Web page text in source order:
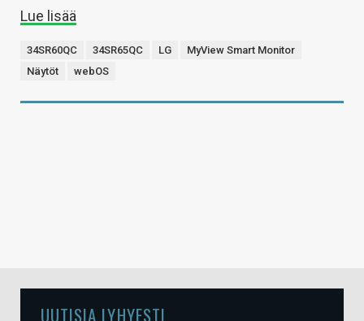
Lue lisää
34SR60QC 34SR65QC LG
MyView Smart Monitor
Näytöt
webOS
UUTISIA LYHYESTI